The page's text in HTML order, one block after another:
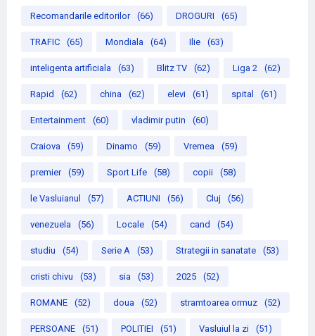
Recomandarile editorilor (66) DROGURI (65)
TRAFIC (65) Mondiala (64) Ilie (63)
inteligenta artificiala (63) Blitz TV (62) Liga 2 (62)
Rapid (62) china (62) elevi (61) spital (61)
Entertainment (60) vladimir putin (60)
Craiova (59) Dinamo (59) Vremea (59)
premier (59) Sport Life (58) copii (58)
le Vasluianul (57) ACTIUNI (56) Cluj (56)
venezuela (56) Locale (54) cand (54)
studiu (54) Serie A (53) Strategii in sanatate (53)
cristi chivu (53) sia (53) 2025 (52)
ROMANE (52) doua (52) stramtoarea ormuz (52)
PERSOANE (51) POLITIEI (51) Vasluiul la zi (51)